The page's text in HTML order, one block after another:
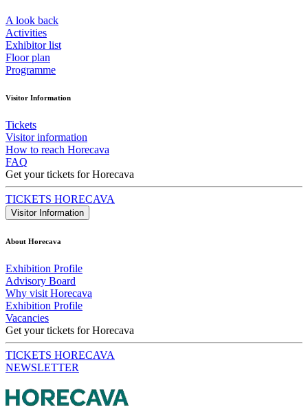
A look back
Activities
Exhibitor list
Floor plan
Programme
Visitor Information
Tickets
Visitor information
How to reach Horecava
FAQ
Get your tickets for Horecava
TICKETS HORECAVA
Visitor Information
About Horecava
Exhibition Profile
Advisory Board
Why visit Horecava
Exhibition Profile
Vacancies
Get your tickets for Horecava
TICKETS HORECAVA
NEWSLETTER